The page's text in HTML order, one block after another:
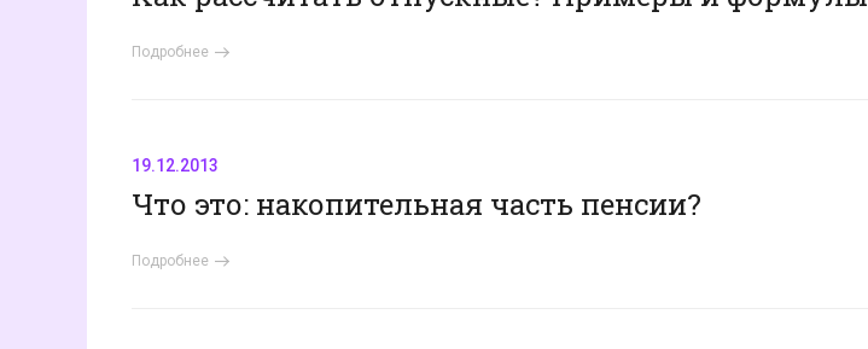
Подробнее
19.12.2013
Что это: накопительная часть пенсии?
Подробнее